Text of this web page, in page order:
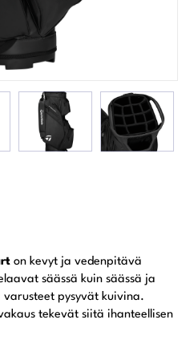
on kevyt ja vedenpitävä
säässä kuin säässä ja
pysyvät kuivina.
tekevät siitä ihanteellisen